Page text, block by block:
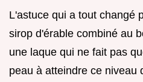
L'astuce qui a tout changé
sirop d'érable combiné au
une laque qui ne fait pas
peau à atteindre ce niveau